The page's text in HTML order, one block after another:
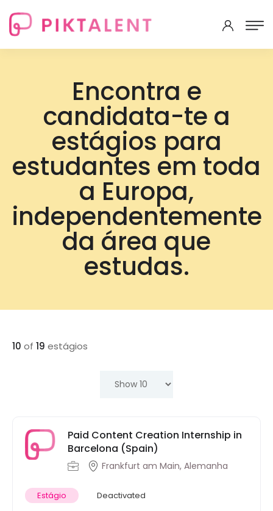
Encontra e
candidata-te a
estágios para
estudantes em toda
a Europa,
independentemente
da área que
estudas.
10 of 19 estágios
Paid Content Creation Internship in
Barcelona (Spain)
Frankfurt am Main, Alemanha
Estágio Deactivated